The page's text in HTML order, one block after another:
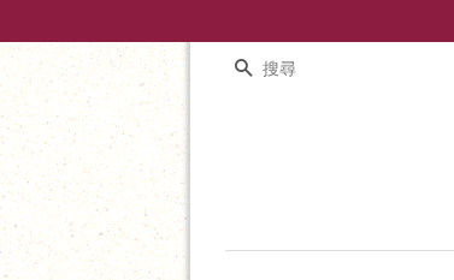
搜尋